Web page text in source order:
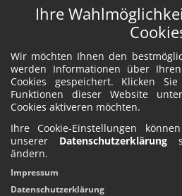
Ihre
Wir möchten Ihnen den
werden Informationen über
Cookies gespeichert. Klicken
Funktionen dieser Website
Cookies aktiveren möchten.
Ihre Cookie-Einstellungen
unserer Datenschutzerklärung
ändern.
Impressum
Datenschutzerklärung